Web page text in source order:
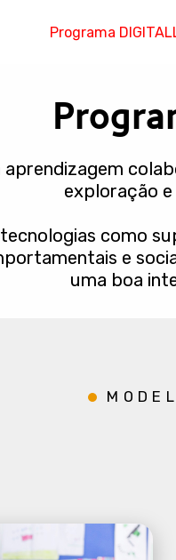
Programa
exploração
como
e
uma boa